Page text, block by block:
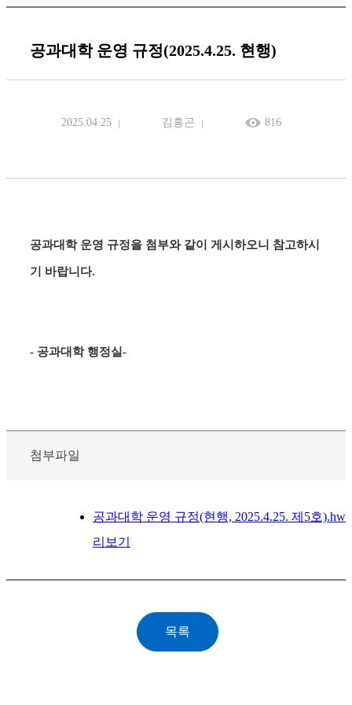
공과대학 운영 규정(2025.4.25. 현행)
2025.04.25 김홍곤 816
공과대학 운영 규정을 첨부와 같이 게시하오니 참고하시
기 바랍니다.
- 공과대학 행정실-
첨부파일
공과대학 운영 규정(현행, 2025.4.25. 제5호
리보기